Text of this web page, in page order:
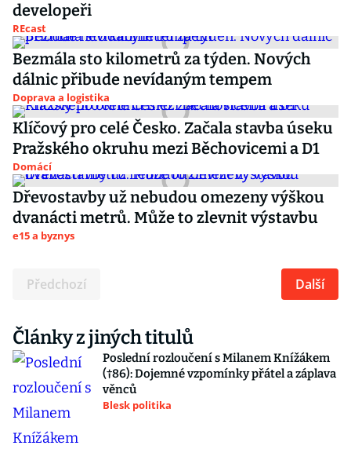
developeři
REcast
Bezmála sto kilometrů za týden. Nových
dálnic přibude nevídaným tempem
Doprava a logistika
Klíčový pro celé Česko. Začala stavba úseku
Pražského okruhu mezi Běchovicemi a D1
Domácí
Dřevostavby už nebudou omezeny výškou
dvanácti metrů. Může to zlevnit výstavbu
e15 a byznys
Předchozí Další
Články z jiných titulů
Poslední rozloučení s Milanem Knížákem
(†86): Dojemné vzpomínky přátel a záplava
věnců
Blesk politika